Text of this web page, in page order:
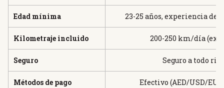
Edad mínima 23-25 años, experiencia de
Kilometraje incluido 200-250 km/día
Seguro Seguro a todo
Métodos de pago Efectivo (AED/USD/